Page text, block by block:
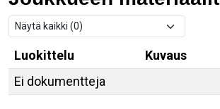
Luokittelu Kuvaus
Ei dokumentteja